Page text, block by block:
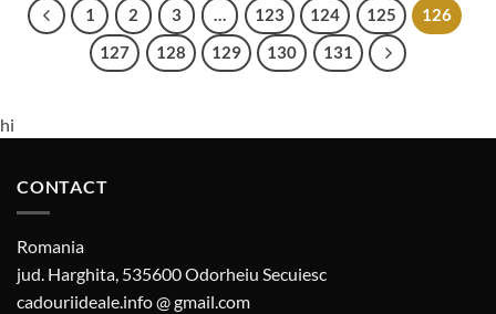
1 2 3 … 123 124 125
126
127
128 129 130 131
hi
CONTACT
Romania
jud. Harghita, 535600 Odorheiu Secuiesc
cadouriideale.info @ gmail.com